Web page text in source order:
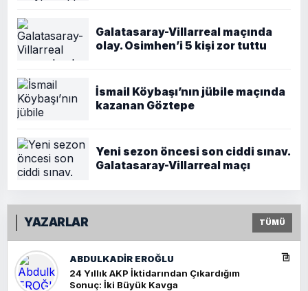
Galatasaray-Villarreal maçında
olay. Osimhen’i 5 kişi zor tuttu
İsmail Köybaşı’nın jübile maçında
kazanan Göztepe
Yeni sezon öncesi son ciddi sınav.
Galatasaray-Villarreal maçı
YAZARLAR TÜMÜ
ABDULKADIR EROĞLU
24 Yıllık AKP İktidarından Çıkardığım
Sonuç: İki Büyük Kavga